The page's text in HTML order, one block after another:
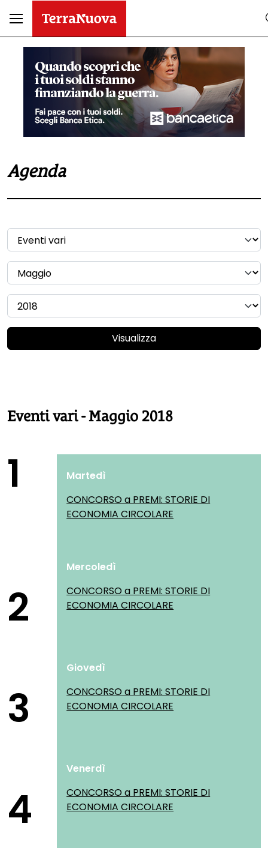
Agenda
Visualizza
Eventi vari - Maggio 2018
1
Martedì
CONCORSO a PREMI: STORIE DI
ECONOMIA CIRCOLARE
2
Mercoledì
CONCORSO a PREMI: STORIE DI
ECONOMIA CIRCOLARE
3
Giovedì
CONCORSO a PREMI: STORIE DI
ECONOMIA CIRCOLARE
4
Venerdì
CONCORSO a PREMI: STORIE DI
ECONOMIA CIRCOLARE